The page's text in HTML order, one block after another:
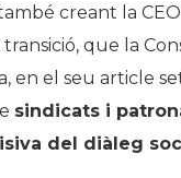
creant la
que la
en el seu article
sindicats i
del diàleg